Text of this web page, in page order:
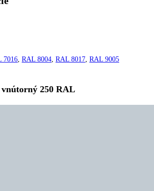
7016, RAL 8004, RAL 8017, RAL 9005
vnútorný 250 RAL